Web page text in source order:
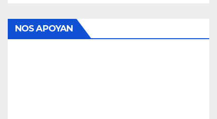
NOS APOYAN